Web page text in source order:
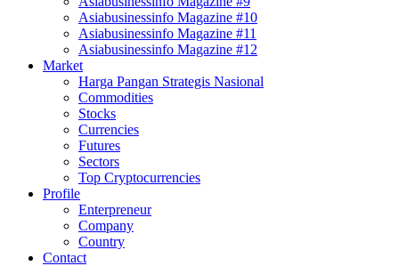
Asiabusinessinfo Magazine #10
Asiabusinessinfo Magazine #11
Asiabusinessinfo Magazine #12
Market
Harga Pangan Strategis Nasional
Commodities
Stocks
Currencies
Futures
Sectors
Top Cryptocurrencies
Profile
Enterpreneur
Company
Country
Contact